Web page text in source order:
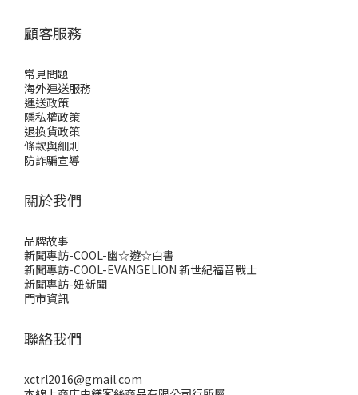
顧客服務
常見問題
海外運送服務
運送政策
隱私權政策
退換貨政策
條款與細則
防詐騙宣導
關於我們
品牌故事
新聞專訪-COOL-幽☆遊☆白書
新聞專訪-COOL-EVANGELION 新世紀福音戰士
新聞專訪-妞新聞
門市資訊
聯絡我們
xctrl2016@gmail.com